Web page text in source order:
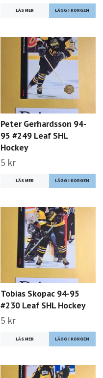
LÄS MER
Peter Gerhardsson 94-
95 #249 Leaf SHL
Hockey
5 kr
LÄS MER
Tobias Skopac 94-95
#230 Leaf SHL Hockey
5 kr
LÄS MER